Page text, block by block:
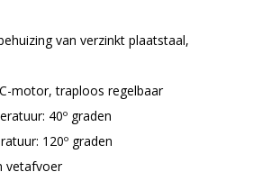
van verzinkt plaatstaal,
motor, traploos regelbaar
40º graden
120º graden
vetafvoer